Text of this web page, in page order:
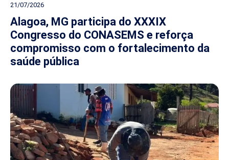
21/07/2026
Alagoa, MG participa do XXXIX
Congresso do CONASEMS e reforça
compromisso com o fortalecimento da
saúde pública